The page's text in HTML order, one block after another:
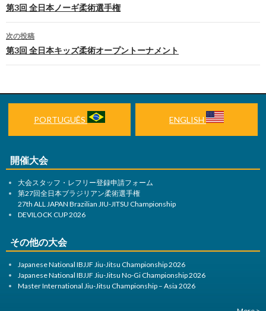
投
稿
ナ
ゲ
シ
ョ
ン
第3回 全日本ノーギ柔術選手権
次の投稿
第3回 全日本キッズ柔術オープントーナメント
PORTUGUÊS ENGLISH
開催大会
大会スタッフ・レフリー登録申請フォーム
第27回全日本ブラジリアン柔術選手権
27th ALL JAPAN Brazilian JIU-JITSU Championship
DEVILOCK CUP 2026
その他の大会
Japanese National IBJJF Jiu-Jitsu Championship 2026
Japanese National IBJJF Jiu-Jitsu No-Gi Championship 2026
Master International Jiu-Jitsu Championship – Asia 2026